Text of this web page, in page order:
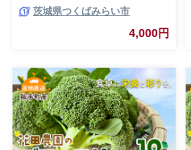
生野菜 食べやすい 若葉 使い切
り 旬 新鮮 国産 彩り 大容量
茨城県つくばみらい市
4,000円